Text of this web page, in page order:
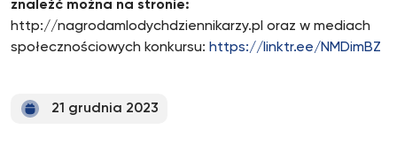
znaleźć można na stronie:
http://nagrodamlodychdziennikarzy.pl oraz w mediach
społecznościowych konkursu: https://linktr.ee/NMDimBZ
21 grudnia 2023